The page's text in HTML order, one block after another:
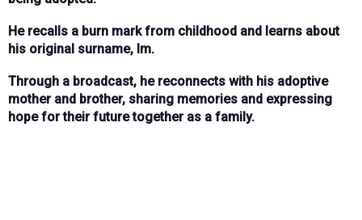
He recalls a burn mark from childhood and learns about
his original surname, Im.
Through a broadcast, he reconnects with his adoptive
mother and brother, sharing memories and expressing
hope for their future together as a family.